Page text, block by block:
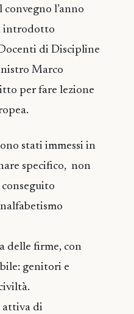
l’anno
introdotto
di Discipline
Marco
per fare lezione
stati immessi in
specifico, non
delle firme, con
genitori e
attiva di